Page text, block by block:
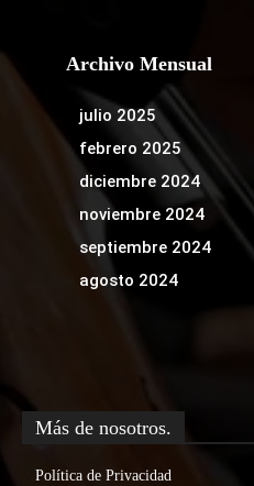
Archivo Mensual
julio 2025
febrero 2025
diciembre 2024
noviembre 2024
septiembre 2024
agosto 2024
Más de nosotros.
Política de Privacidad